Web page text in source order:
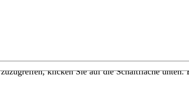
klicken Sie auf die Schaltfläche unten.